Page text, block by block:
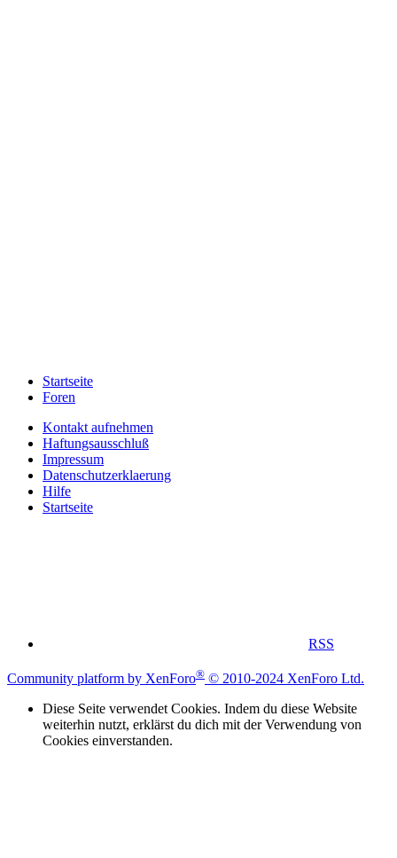
Startseite
Foren
Kontakt aufnehmen
Haftungsausschluß
Impressum
Datenschutzerklaerung
Hilfe
Startseite
RSS
Community platform by XenForo® © 2010-2024 XenForo Ltd.
Diese Seite verwendet Cookies. Indem du diese Website
weiterhin nutzt, erklärst du dich mit der Verwendung von
Cookies einverstanden.